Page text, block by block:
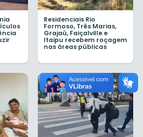
Residenciais Rio
Formoso, Três Marias,
Grajaú, Faiçalville e
Itaipu recebem roçagem
nas áreas públicas